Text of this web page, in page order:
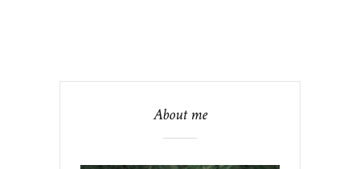
About me